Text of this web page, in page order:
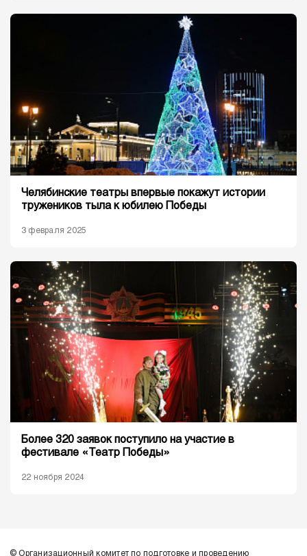
Челябинские театры впервые покажут истории
тружеников тыла к юбилею Победы
3 февраля 2025
Более 320 заявок поступило на участие в
фестивале «Театр Победы»
22 ноября 2024
© Организационный комитет по подготовке и проведению